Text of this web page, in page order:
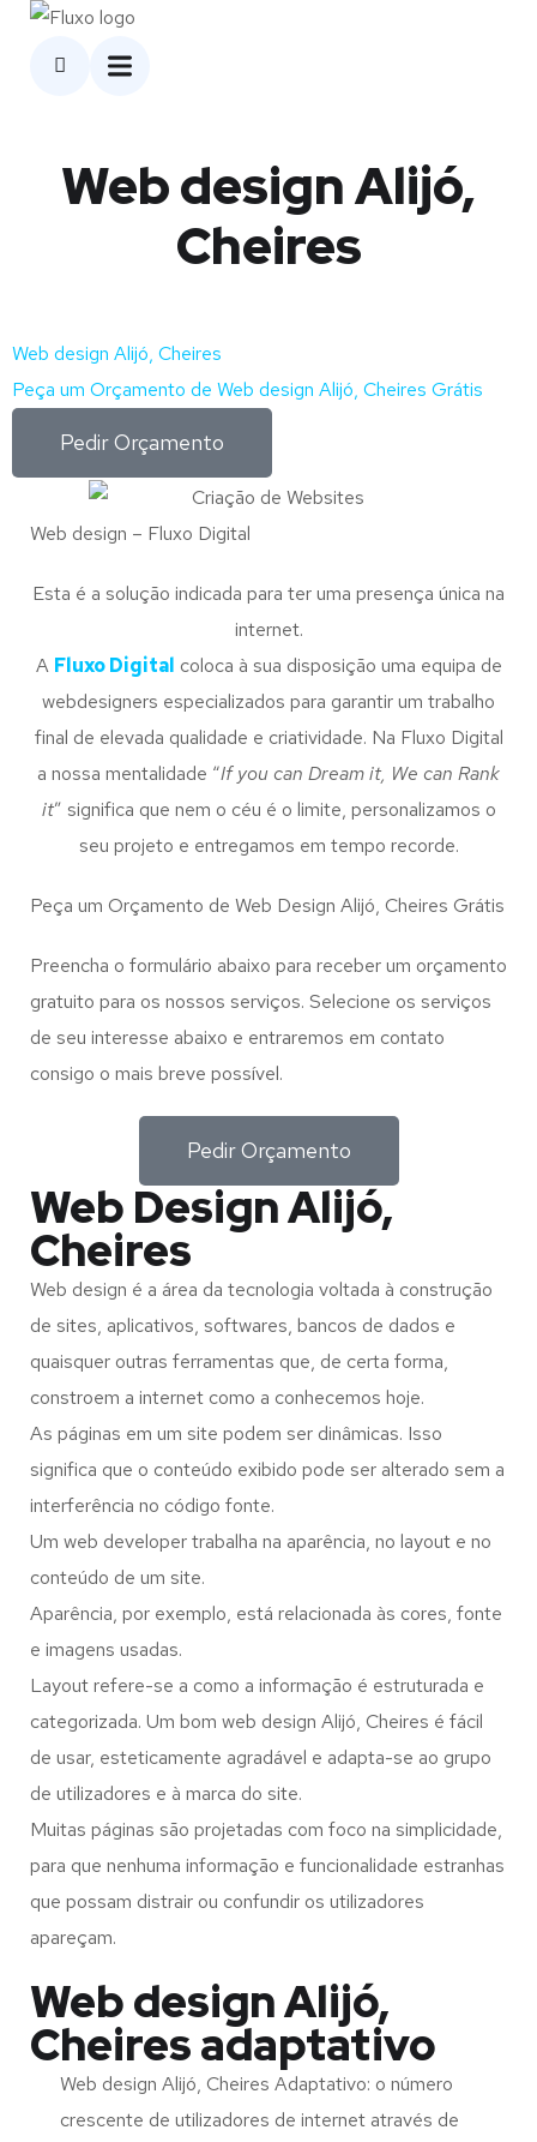
Web design Alijó,
Cheires
Web design Alijó, Cheires
Peça um Orçamento de Web design Alijó, Cheires Grátis
Pedir Orçamento
Web design – Fluxo Digital
Esta é a solução indicada para ter uma presença única na
internet.
A Fluxo Digital coloca à sua disposição uma equipa de
webdesigners especializados para garantir um trabalho
final de elevada qualidade e criatividade. Na Fluxo Digital
a nossa mentalidade “If you can Dream it, We can Rank
it” significa que nem o céu é o limite, personalizamos o
seu projeto e entregamos em tempo recorde.
Peça um Orçamento de Web Design Alijó, Cheires Grátis
Preencha o formulário abaixo para receber um orçamento
gratuito para os nossos serviços. Selecione os serviços
de seu interesse abaixo e entraremos em contato
consigo o mais breve possível.
Pedir Orçamento
Web Design Alijó,
Cheires
Web design é a área da tecnologia voltada à construção
de sites, aplicativos, softwares, bancos de dados e
quaisquer outras ferramentas que, de certa forma,
constroem a internet como a conhecemos hoje.
As páginas em um site podem ser dinâmicas. Isso
significa que o conteúdo exibido pode ser alterado sem a
interferência no código fonte.
Um web developer trabalha na aparência, no layout e no
conteúdo de um site.
Aparência, por exemplo, está relacionada às cores, fonte
e imagens usadas.
Layout refere-se a como a informação é estruturada e
categorizada. Um bom web design Alijó, Cheires é fácil
de usar, esteticamente agradável e adapta-se ao grupo
de utilizadores e à marca do site.
Muitas páginas são projetadas com foco na simplicidade,
para que nenhuma informação e funcionalidade estranhas
que possam distrair ou confundir os utilizadores
apareçam.
Web design Alijó,
Cheires adaptativo
Web design Alijó, Cheires Adaptativo: o número
crescente de utilizadores de internet através de